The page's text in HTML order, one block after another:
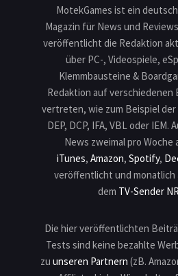
MotekGames ist ein
Magazin für News und
veröffentlicht die Redaktion
über PC-, Videospiele,
Klemmbausteine &
Redaktion auf verschiedenen
vertreten, wie zum Beispiel der
DEP, DCP, IFA, VBL oder IEM.
News zweimal pro Woche
iTunes, Amazon, Spotify,
veröffentlicht und monatlich
dem TV-Sender
Die hier veröffentlichten
Tests sind keine bezahlte
zu unseren Partnern (zB.